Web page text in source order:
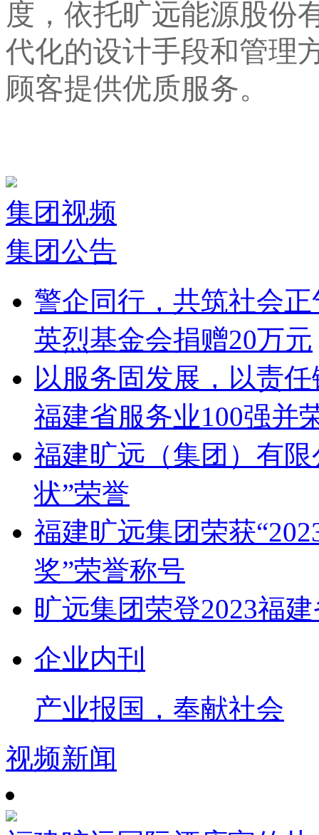
度，依托旷远能源股份
代化的设计手段和管理
顾客提供优质服务。
集团视频
集团公告
警企同行，共筑社会
英烈基金会捐赠20万元
以服务固发展，以责
福建省服务业100强并
福建旷远（集团）有
状”荣誉
福建旷远集团荣获
奖”荣誉称号
旷远集团荣登2023福
企业内刊
产业报国，奉献社会
视频新闻